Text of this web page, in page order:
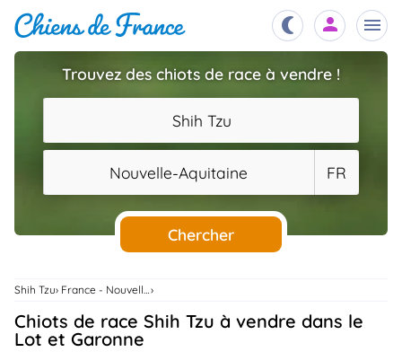
Chiots
Éleveurs
Étalons
Services
Trouvez des chiots de race à vendre !
Shih Tzu
Nouvelle-Aquitaine FR
Chercher
Shih Tzu France - Nouvelle-Aquitaine
Chiots de race Shih Tzu à vendre dans le
Lot et Garonne